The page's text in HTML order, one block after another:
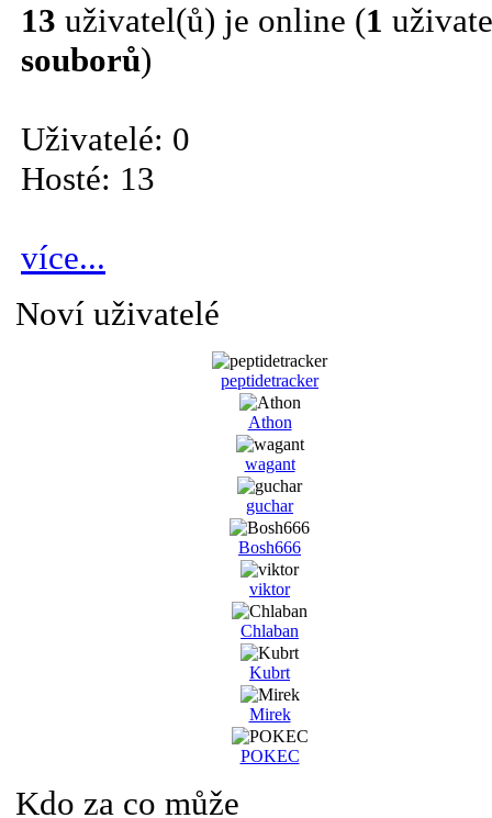
13 uživatel(ů) je online (1
souborů)
Uživatelé: 0
Hosté: 13
více...
Noví uživatelé
peptidetracker
Athon
wagant
guchar
Bosh666
viktor
Chlaban
Kubrt
Mirek
POKEC
Kdo za co může